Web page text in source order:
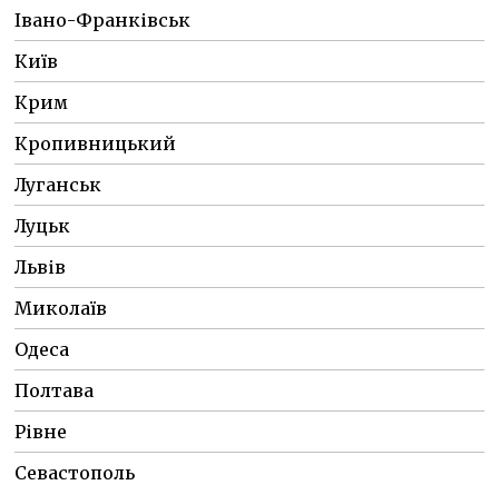
Івано-Франківськ
Київ
Крим
Кропивницький
Луганськ
Луцьк
Львів
Миколаїв
Одеса
Полтава
Рівне
Севастополь